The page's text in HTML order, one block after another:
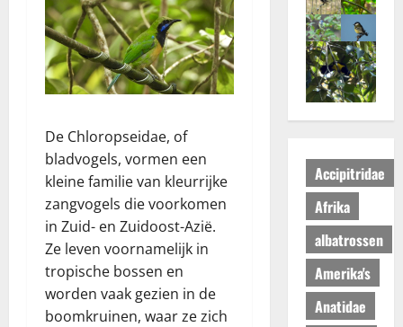
De Chloropseidae, of
bladvogels, vormen een
kleine familie van kleurrijke
zangvogels die voorkomen
in Zuid- en Zuidoost-Azië.
Ze leven voornamelijk in
tropische bossen en
worden vaak gezien in de
boomkruinen, waar ze zich
Accipitridae
Afrika
albatrossen
Amerika's
Anatidae